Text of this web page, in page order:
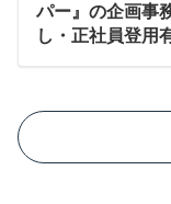
パー』の企画事
し・正社員登用